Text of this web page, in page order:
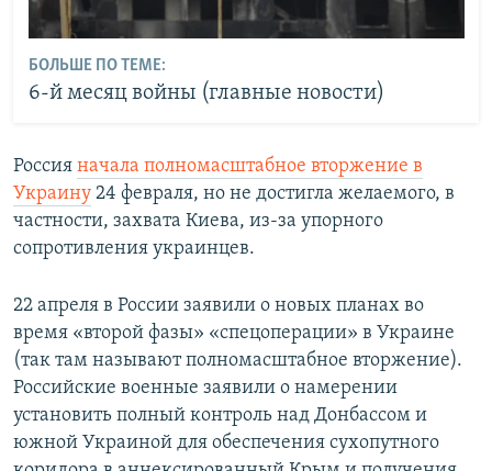
БОЛЬШЕ ПО ТЕМЕ:
6-й месяц войны (главные новости)
Россия начала полномасштабное вторжение в
Украину 24 февраля, но не достигла желаемого, в
частности, захвата Киева, из-за упорного
сопротивления украинцев.
22 апреля в России заявили о новых планах во
время «второй фазы» «спецоперации» в Украине
(так там называют полномасштабное вторжение).
Российские военные заявили о намерении
установить полный контроль над Донбассом и
южной Украиной для обеспечения сухопутного